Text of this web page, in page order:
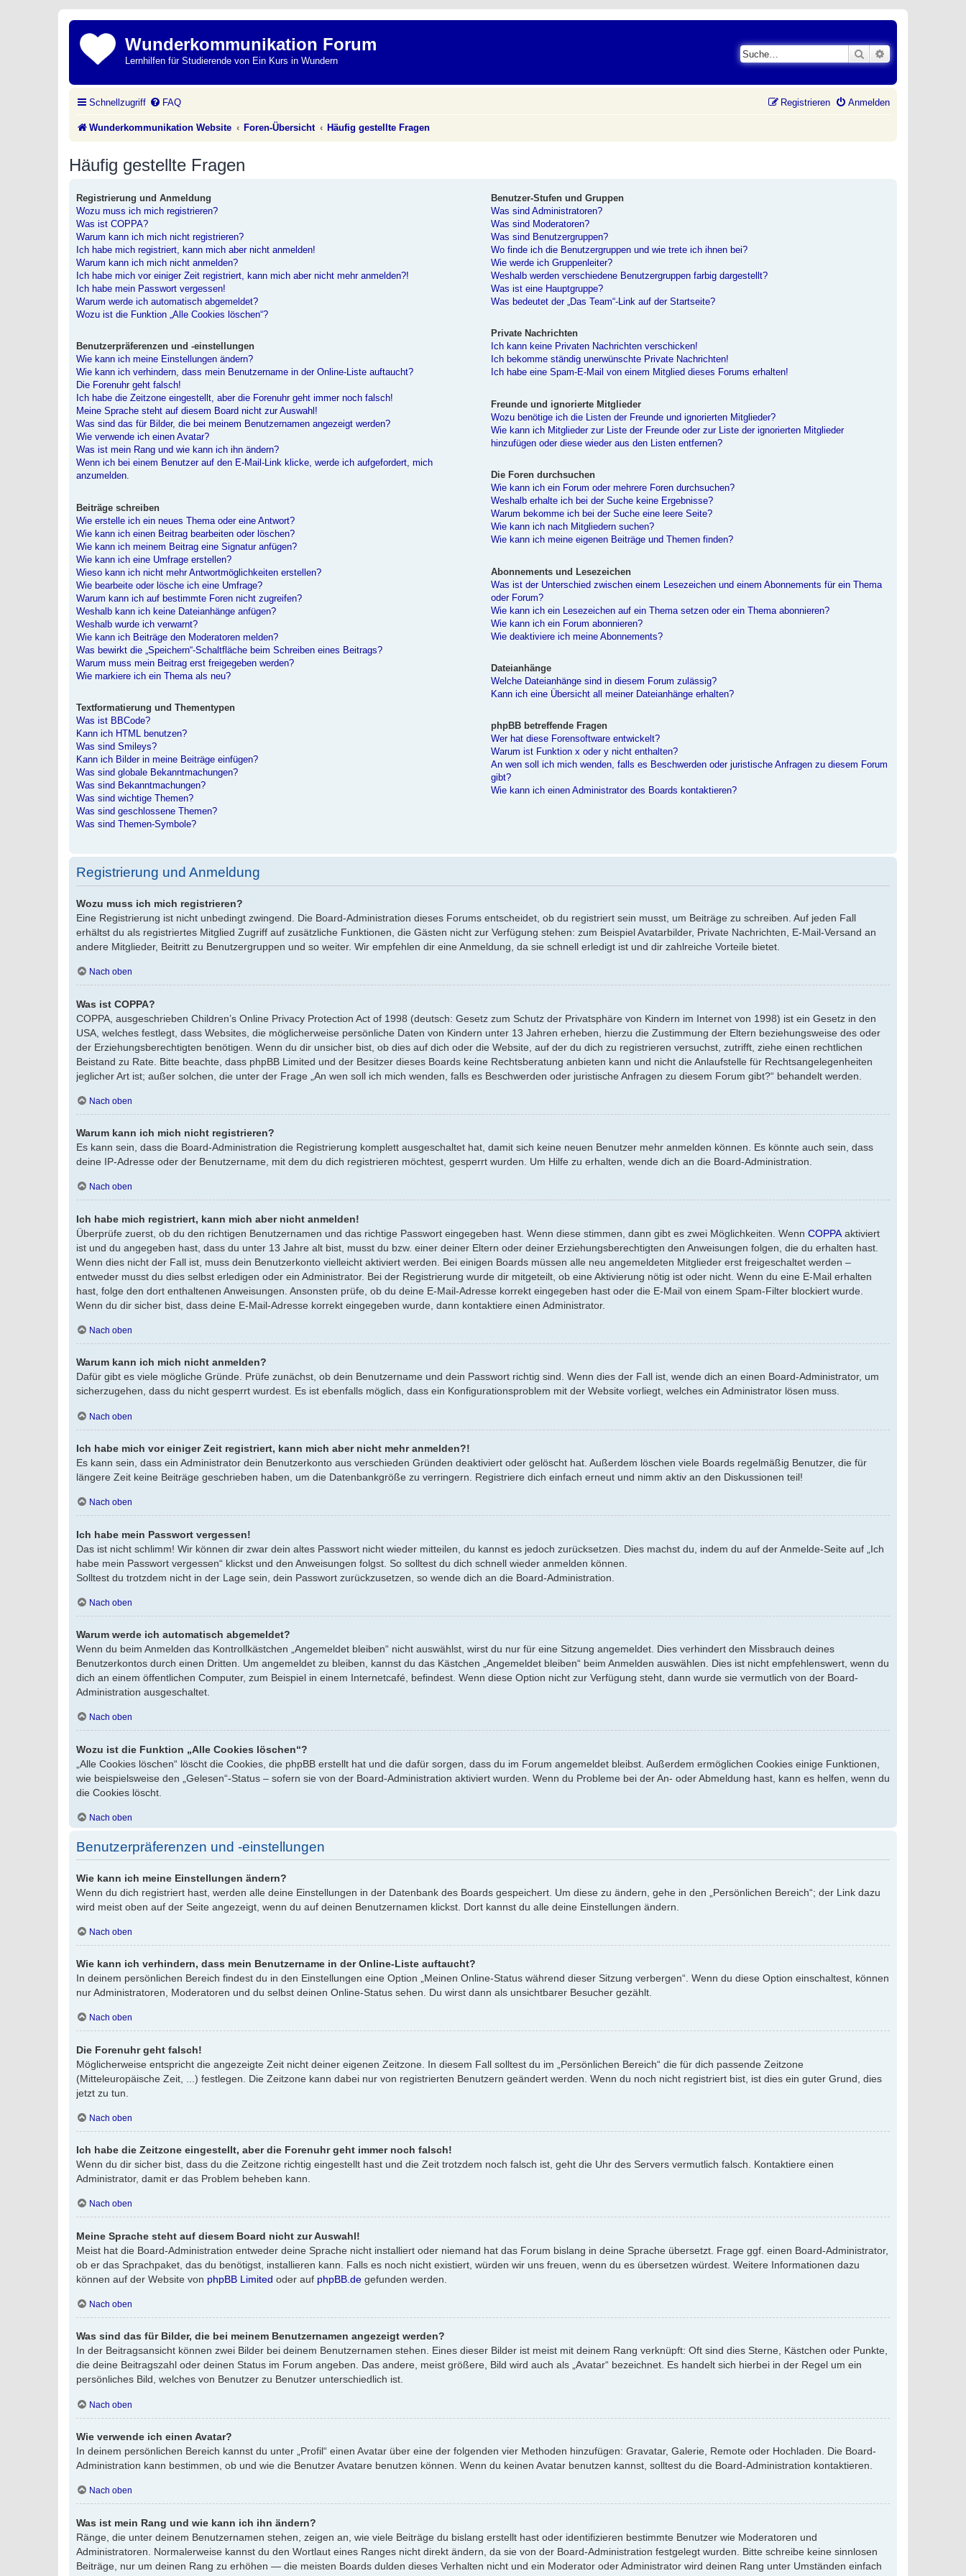
Wunderkommunikation Forum
Lernhilfen für Studierende von Ein Kurs in Wundern
Suche
Schnellzugriff FAQ Anmelden
Registrieren
Wunderkommunikation Website Foren-Übersicht Häufig gestellte Fragen
Häufig gestellte Fragen
Registrierung und Anmeldung
Wozu muss ich mich registrieren?
Was ist COPPA?
Warum kann ich mich nicht registrieren?
Ich habe mich registriert, kann mich aber nicht anmelden!
Warum kann ich mich nicht anmelden?
Ich habe mich vor einiger Zeit registriert, kann mich aber nicht mehr anmelden?!
Ich habe mein Passwort vergessen!
Warum werde ich automatisch abgemeldet?
Wozu ist die Funktion „Alle Cookies löschen“?
Benutzerpräferenzen und -einstellungen
Wie kann ich meine Einstellungen ändern?
Wie kann ich verhindern, dass mein Benutzername in der Online-Liste auftaucht?
Die Forenuhr geht falsch!
Ich habe die Zeitzone eingestellt, aber die Forenuhr geht immer noch falsch!
Meine Sprache steht auf diesem Board nicht zur Auswahl!
Was sind das für Bilder, die bei meinem Benutzernamen angezeigt werden?
Wie verwende ich einen Avatar?
Was ist mein Rang und wie kann ich ihn ändern?
Wenn ich bei einem Benutzer auf den E-Mail-Link klicke, werde ich aufgefordert, mich
anzumelden.
Beiträge schreiben
Wie erstelle ich ein neues Thema oder eine Antwort?
Wie kann ich einen Beitrag bearbeiten oder löschen?
Wie kann ich meinem Beitrag eine Signatur anfügen?
Wie kann ich eine Umfrage erstellen?
Wieso kann ich nicht mehr Antwortmöglichkeiten erstellen?
Wie bearbeite oder lösche ich eine Umfrage?
Warum kann ich auf bestimmte Foren nicht zugreifen?
Weshalb kann ich keine Dateianhänge anfügen?
Weshalb wurde ich verwarnt?
Wie kann ich Beiträge den Moderatoren melden?
Was bewirkt die „Speichern“-Schaltfläche beim Schreiben eines Beitrags?
Warum muss mein Beitrag erst freigegeben werden?
Wie markiere ich ein Thema als neu?
Textformatierung und Thementypen
Was ist BBCode?
Kann ich HTML benutzen?
Was sind Smileys?
Kann ich Bilder in meine Beiträge einfügen?
Was sind globale Bekanntmachungen?
Was sind Bekanntmachungen?
Was sind wichtige Themen?
Was sind geschlossene Themen?
Was sind Themen-Symbole?
Benutzer-Stufen und Gruppen
Was sind Administratoren?
Was sind Moderatoren?
Was sind Benutzergruppen?
Wo finde ich die Benutzergruppen und wie trete ich ihnen bei?
Wie werde ich Gruppenleiter?
Weshalb werden verschiedene Benutzergruppen farbig dargestellt?
Was ist eine Hauptgruppe?
Was bedeutet der „Das Team“-Link auf der Startseite?
Private Nachrichten
Ich kann keine Privaten Nachrichten verschicken!
Ich bekomme ständig unerwünschte Private Nachrichten!
Ich habe eine Spam-E-Mail von einem Mitglied dieses Forums erhalten!
Freunde und ignorierte Mitglieder
Wozu benötige ich die Listen der Freunde und ignorierten Mitglieder?
Wie kann ich Mitglieder zur Liste der Freunde oder zur Liste der ignorierten Mitglieder
hinzufügen oder diese wieder aus den Listen entfernen?
Die Foren durchsuchen
Wie kann ich ein Forum oder mehrere Foren durchsuchen?
Weshalb erhalte ich bei der Suche keine Ergebnisse?
Warum bekomme ich bei der Suche eine leere Seite?
Wie kann ich nach Mitgliedern suchen?
Wie kann ich meine eigenen Beiträge und Themen finden?
Abonnements und Lesezeichen
Was ist der Unterschied zwischen einem Lesezeichen und einem Abonnements für ein Thema
oder Forum?
Wie kann ich ein Lesezeichen auf ein Thema setzen oder ein Thema abonnieren?
Wie kann ich ein Forum abonnieren?
Wie deaktiviere ich meine Abonnements?
Dateianhänge
Welche Dateianhänge sind in diesem Forum zulässig?
Kann ich eine Übersicht all meiner Dateianhänge erhalten?
phpBB betreffende Fragen
Wer hat diese Forensoftware entwickelt?
Warum ist Funktion x oder y nicht enthalten?
An wen soll ich mich wenden, falls es Beschwerden oder juristische Anfragen zu diesem Forum
gibt?
Wie kann ich einen Administrator des Boards kontaktieren?
Registrierung und Anmeldung
Wozu muss ich mich registrieren?
Eine Registrierung ist nicht unbedingt zwingend. Die Board-Administration dieses Forums entscheidet, ob du registriert sein musst, um Beiträge zu schreiben. Auf jeden Fall
erhältst du als registriertes Mitglied Zugriff auf zusätzliche Funktionen, die Gästen nicht zur Verfügung stehen: zum Beispiel Avatarbilder, Private Nachrichten, E-Mail-Versand an
andere Mitglieder, Beitritt zu Benutzergruppen und so weiter. Wir empfehlen dir eine Anmeldung, da sie schnell erledigt ist und dir zahlreiche Vorteile bietet.
Nach oben
Was ist COPPA?
COPPA, ausgeschrieben Children’s Online Privacy Protection Act of 1998 (deutsch: Gesetz zum Schutz der Privatsphäre von Kindern im Internet von 1998) ist ein Gesetz in den
USA, welches festlegt, dass Websites, die möglicherweise persönliche Daten von Kindern unter 13 Jahren erheben, hierzu die Zustimmung der Eltern beziehungsweise des oder
der Erziehungsberechtigten benötigen. Wenn du dir unsicher bist, ob dies auf dich oder die Website, auf der du dich zu registrieren versuchst, zutrifft, ziehe einen rechtlichen
Beistand zu Rate. Bitte beachte, dass phpBB Limited und der Besitzer dieses Boards keine Rechtsberatung anbieten kann und nicht die Anlaufstelle für Rechtsangelegenheiten
jeglicher Art ist; außer solchen, die unter der Frage „An wen soll ich mich wenden, falls es Beschwerden oder juristische Anfragen zu diesem Forum gibt?“ behandelt werden.
Nach oben
Warum kann ich mich nicht registrieren?
Es kann sein, dass die Board-Administration die Registrierung komplett ausgeschaltet hat, damit sich keine neuen Benutzer mehr anmelden können. Es könnte auch sein, dass
deine IP-Adresse oder der Benutzername, mit dem du dich registrieren möchtest, gesperrt wurden. Um Hilfe zu erhalten, wende dich an die Board-Administration.
Nach oben
Ich habe mich registriert, kann mich aber nicht anmelden!
Überprüfe zuerst, ob du den richtigen Benutzernamen und das richtige Passwort eingegeben hast. Wenn diese stimmen, dann gibt es zwei Möglichkeiten. Wenn COPPA aktiviert
ist und du angegeben hast, dass du unter 13 Jahre alt bist, musst du bzw. einer deiner Eltern oder deiner Erziehungsberechtigten den Anweisungen folgen, die du erhalten hast.
Wenn dies nicht der Fall ist, muss dein Benutzerkonto vielleicht aktiviert werden. Bei einigen Boards müssen alle neu angemeldeten Mitglieder erst freigeschaltet werden –
entweder musst du dies selbst erledigen oder ein Administrator. Bei der Registrierung wurde dir mitgeteilt, ob eine Aktivierung nötig ist oder nicht. Wenn du eine E-Mail erhalten
hast, folge den dort enthaltenen Anweisungen. Ansonsten prüfe, ob du deine E-Mail-Adresse korrekt eingegeben hast oder die E-Mail von einem Spam-Filter blockiert wurde.
Wenn du dir sicher bist, dass deine E-Mail-Adresse korrekt eingegeben wurde, dann kontaktiere einen Administrator.
Nach oben
Warum kann ich mich nicht anmelden?
Dafür gibt es viele mögliche Gründe. Prüfe zunächst, ob dein Benutzername und dein Passwort richtig sind. Wenn dies der Fall ist, wende dich an einen Board-Administrator, um
sicherzugehen, dass du nicht gesperrt wurdest. Es ist ebenfalls möglich, dass ein Konfigurationsproblem mit der Website vorliegt, welches ein Administrator lösen muss.
Nach oben
Ich habe mich vor einiger Zeit registriert, kann mich aber nicht mehr anmelden?!
Es kann sein, dass ein Administrator dein Benutzerkonto aus verschieden Gründen deaktiviert oder gelöscht hat. Außerdem löschen viele Boards regelmäßig Benutzer, die für
längere Zeit keine Beiträge geschrieben haben, um die Datenbankgröße zu verringern. Registriere dich einfach erneut und nimm aktiv an den Diskussionen teil!
Nach oben
Ich habe mein Passwort vergessen!
Das ist nicht schlimm! Wir können dir zwar dein altes Passwort nicht wieder mitteilen, du kannst es jedoch zurücksetzen. Dies machst du, indem du auf der Anmelde-Seite auf „Ich
habe mein Passwort vergessen“ klickst und den Anweisungen folgst. So solltest du dich schnell wieder anmelden können.
Solltest du trotzdem nicht in der Lage sein, dein Passwort zurückzusetzen, so wende dich an die Board-Administration.
Nach oben
Warum werde ich automatisch abgemeldet?
Wenn du beim Anmelden das Kontrollkästchen „Angemeldet bleiben“ nicht auswählst, wirst du nur für eine Sitzung angemeldet. Dies verhindert den Missbrauch deines
Benutzerkontos durch einen Dritten. Um angemeldet zu bleiben, kannst du das Kästchen „Angemeldet bleiben“ beim Anmelden auswählen. Dies ist nicht empfehlenswert, wenn du
dich an einem öffentlichen Computer, zum Beispiel in einem Internetcafé, befindest. Wenn diese Option nicht zur Verfügung steht, dann wurde sie vermutlich von der Board-
Administration ausgeschaltet.
Nach oben
Wozu ist die Funktion „Alle Cookies löschen“?
„Alle Cookies löschen“ löscht die Cookies, die phpBB erstellt hat und die dafür sorgen, dass du im Forum angemeldet bleibst. Außerdem ermöglichen Cookies einige Funktionen,
wie beispielsweise den „Gelesen“-Status – sofern sie von der Board-Administration aktiviert wurden. Wenn du Probleme bei der An- oder Abmeldung hast, kann es helfen, wenn du
die Cookies löscht.
Nach oben
Benutzerpräferenzen und -einstellungen
Wie kann ich meine Einstellungen ändern?
Wenn du dich registriert hast, werden alle deine Einstellungen in der Datenbank des Boards gespeichert. Um diese zu ändern, gehe in den „Persönlichen Bereich“; der Link dazu
wird meist oben auf der Seite angezeigt, wenn du auf deinen Benutzernamen klickst. Dort kannst du alle deine Einstellungen ändern.
Nach oben
Wie kann ich verhindern, dass mein Benutzername in der Online-Liste auftaucht?
In deinem persönlichen Bereich findest du in den Einstellungen eine Option „Meinen Online-Status während dieser Sitzung verbergen“. Wenn du diese Option einschaltest, können
nur Administratoren, Moderatoren und du selbst deinen Online-Status sehen. Du wirst dann als unsichtbarer Besucher gezählt.
Nach oben
Die Forenuhr geht falsch!
Möglicherweise entspricht die angezeigte Zeit nicht deiner eigenen Zeitzone. In diesem Fall solltest du im „Persönlichen Bereich“ die für dich passende Zeitzone
(Mitteleuropäische Zeit, ...) festlegen. Die Zeitzone kann dabei nur von registrierten Benutzern geändert werden. Wenn du noch nicht registriert bist, ist dies ein guter Grund, dies
jetzt zu tun.
Nach oben
Ich habe die Zeitzone eingestellt, aber die Forenuhr geht immer noch falsch!
Wenn du dir sicher bist, dass du die Zeitzone richtig eingestellt hast und die Zeit trotzdem noch falsch ist, geht die Uhr des Servers vermutlich falsch. Kontaktiere einen
Administrator, damit er das Problem beheben kann.
Nach oben
Meine Sprache steht auf diesem Board nicht zur Auswahl!
Meist hat die Board-Administration entweder deine Sprache nicht installiert oder niemand hat das Forum bislang in deine Sprache übersetzt. Frage ggf. einen Board-Administrator,
ob er das Sprachpaket, das du benötigst, installieren kann. Falls es noch nicht existiert, würden wir uns freuen, wenn du es übersetzen würdest. Weitere Informationen dazu
können auf der Website von phpBB Limited oder auf phpBB.de gefunden werden.
Nach oben
Was sind das für Bilder, die bei meinem Benutzernamen angezeigt werden?
In der Beitragsansicht können zwei Bilder bei deinem Benutzernamen stehen. Eines dieser Bilder ist meist mit deinem Rang verknüpft: Oft sind dies Sterne, Kästchen oder Punkte,
die deine Beitragszahl oder deinen Status im Forum angeben. Das andere, meist größere, Bild wird auch als „Avatar“ bezeichnet. Es handelt sich hierbei in der Regel um ein
persönliches Bild, welches von Benutzer zu Benutzer unterschiedlich ist.
Nach oben
Wie verwende ich einen Avatar?
In deinem persönlichen Bereich kannst du unter „Profil“ einen Avatar über eine der folgenden vier Methoden hinzufügen: Gravatar, Galerie, Remote oder Hochladen. Die Board-
Administration kann bestimmen, ob und wie die Benutzer Avatare benutzen können. Wenn du keinen Avatar benutzen kannst, solltest du die Board-Administration kontaktieren.
Nach oben
Was ist mein Rang und wie kann ich ihn ändern?
Ränge, die unter deinem Benutzernamen stehen, zeigen an, wie viele Beiträge du bislang erstellt hast oder identifizieren bestimmte Benutzer wie Moderatoren und
Administratoren. Normalerweise kannst du den Wortlaut eines Ranges nicht direkt ändern, da sie von der Board-Administration festgelegt wurden. Bitte schreibe keine sinnlosen
Beiträge, nur um deinen Rang zu erhöhen — die meisten Boards dulden dieses Verhalten nicht und ein Moderator oder Administrator wird deinen Rang unter Umständen einfach